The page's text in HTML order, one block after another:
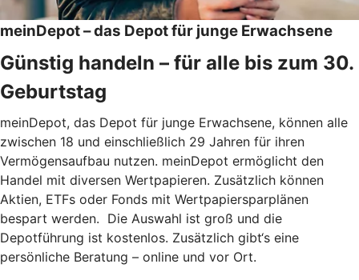
meinDepot – das Depot für junge Erwachsene
Günstig handeln – für alle bis zum 30.
Geburtstag
meinDepot, das Depot für junge Erwachsene, können alle
zwischen 18 und einschließlich 29 Jahren für ihren
Vermögensaufbau nutzen. meinDepot ermöglicht den
Handel mit diversen Wertpapieren. Zusätzlich können
Aktien, ETFs oder Fonds mit Wertpapiersparplänen
bespart werden. Die Auswahl ist groß und die
Depotführung ist kostenlos. Zusätzlich gibt‘s eine
persönliche Beratung – online und vor Ort.